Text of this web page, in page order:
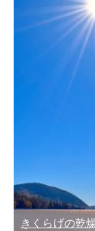
きくらげの乾